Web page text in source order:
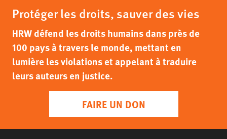
Protéger les droits, sauver des vies
HRW défend les droits humains dans près de
100 pays à travers le monde, mettant en
lumière les violations et appelant à traduire
leurs auteurs en justice.
FAIRE UN DON